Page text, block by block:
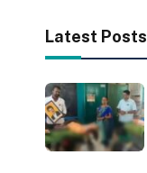
Latest Posts